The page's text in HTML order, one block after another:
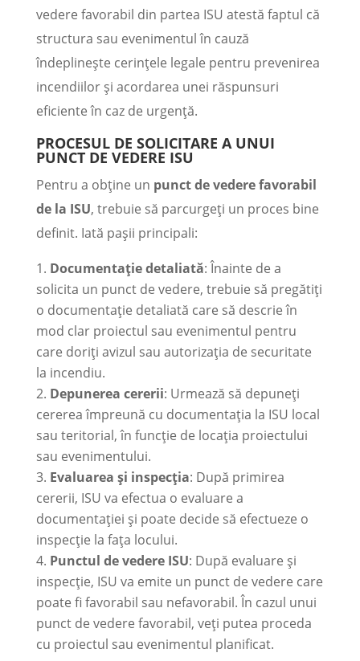
vedere favorabil din partea ISU atestă faptul că
structura sau evenimentul în cauză
îndeplinește cerințele legale pentru prevenirea
incendiilor și acordarea unei răspunsuri
eficiente în caz de urgență.
PROCESUL DE SOLICITARE A UNUI
PUNCT DE VEDERE ISU
Pentru a obține un punct de vedere favorabil
de la ISU, trebuie să parcurgeți un proces bine
definit. Iată pașii principali:
Documentație detaliată: Înainte de a
solicita un punct de vedere, trebuie să pregătiți
o documentație detaliată care să descrie în
mod clar proiectul sau evenimentul pentru
care doriți avizul sau autorizația de securitate
la incendiu.
Depunerea cererii: Urmează să depuneți
cererea împreună cu documentația la ISU local
sau teritorial, în funcție de locația proiectului
sau evenimentului.
Evaluarea și inspecția: După primirea
cererii, ISU va efectua o evaluare a
documentației și poate decide să efectueze o
inspecție la fața locului.
Punctul de vedere ISU: După evaluare și
inspecție, ISU va emite un punct de vedere care
poate fi favorabil sau nefavorabil. În cazul unui
punct de vedere favorabil, veți putea proceda
cu proiectul sau evenimentul planificat.